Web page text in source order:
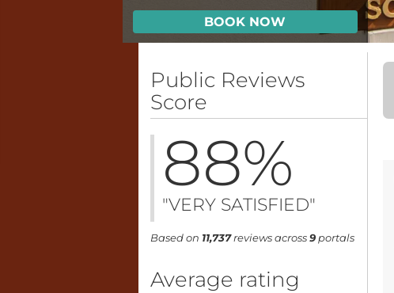
BOOK NOW
Public Reviews
Score
88%
"VERY SATISFIED"
Based on 11,737reviews across9portals
Average rating